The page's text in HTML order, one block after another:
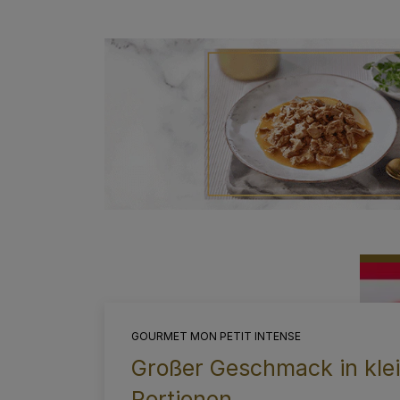
GOURMET MON PETIT INTENSE
Großer Geschmack in